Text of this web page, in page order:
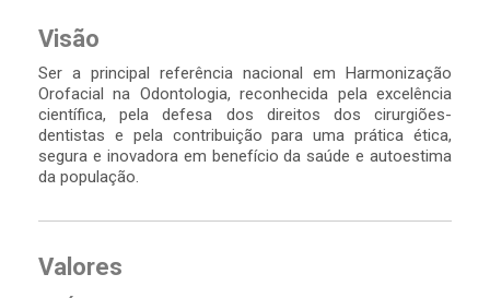
Visão
Ser a principal referência nacional em Harmonização
Orofacial na Odontologia, reconhecida pela excelência
científica, pela defesa dos direitos dos cirurgiões-
dentistas e pela contribuição para uma prática ética,
segura e inovadora em benefício da saúde e autoestima
da população.
Valores